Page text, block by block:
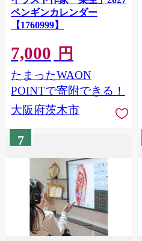
ペンギンカレンダー
【1760999】
7,000 円
たまったWAON
POINTで寄附できる！
大阪府茨木市
7